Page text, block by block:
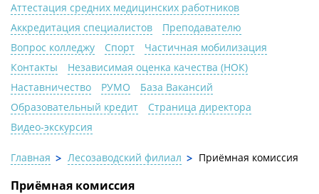
Аттестация средних медицинских работников
Аккредитация специалистов
Преподавателю
Вопрос колледжу
Спорт
Частичная мобилизация
Контакты
Независимая оценка качества (НОК)
Наставничество
РУМО
База Вакансий
Образовательный кредит
Страница директора
Видео-экскурсия
Главная Лесозаводский филиал Приёмная комиссия
Приёмная комиссия